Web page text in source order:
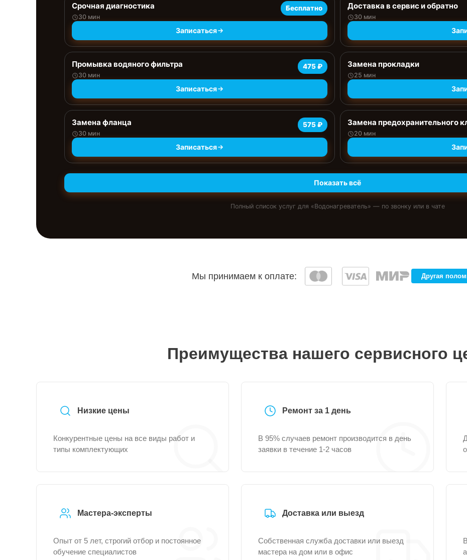
Срочная диагностика
30 мин
Бесплатно
Записаться
Доставка в сервис и обратно
30 мин
Промывка водяного фильтра
30 мин
475 ₽
Записаться
Замена прокладки
25 мин
Замена фланца
30 мин
575 ₽
Записаться
Замена предохранительного
20 мин
Показать всё
Полный список услуг для «Водонагреватель» — по звонку или в чате
Мы принимаем к оплате: Другая
Преимущества нашего сервисного
Низкие цены
Конкурентные цены на все виды работ и
типы комплектующих
Ремонт за 1 день
В 95% случаев ремонт производится в день
заявки в течение 1-2 часов
Мастера-эксперты
Опыт от 5 лет, строгий отбор и постоянное
обучение специалистов
Доставка или выезд
Собственная служба доставки или выезд
мастера на дом или в офис